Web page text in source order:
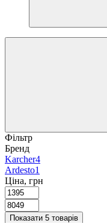
Фільтр
Бренд
Karcher4
Ardesto1
Ціна, грн
Показати 5 товарів